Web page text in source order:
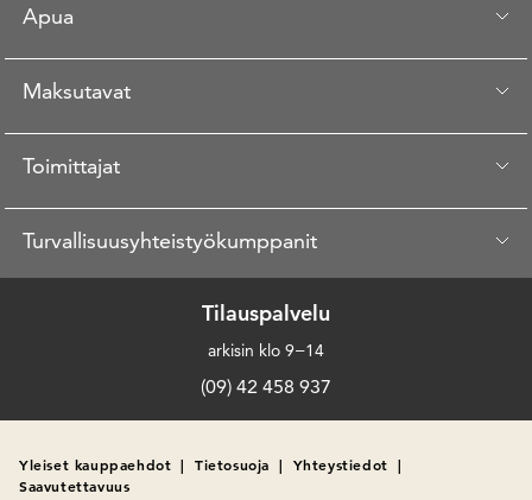
Apua
Maksutavat
Toimittajat
Turvallisuusyhteistyökumppanit
Tilauspalvelu
arkisin klo 9−14
(09) 42 458 937
Yleiset kauppaehdot | Tietosuoja | Yhteystiedot |
Saavutettavuus